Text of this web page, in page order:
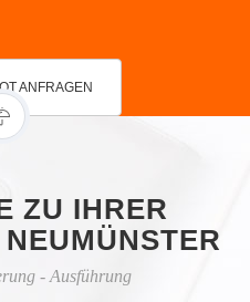
ANFRAGEN
ZU IHRER
- Ausführung